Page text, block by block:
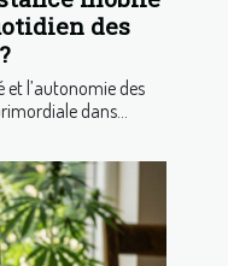
des
et l’autonomie des
dans...